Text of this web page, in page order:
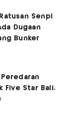
Senpi
Dugaan
Bunker
Five Star Bali,